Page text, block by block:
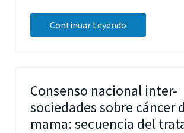
Continuar Leyendo
Consenso nacional inter-
sociedades sobre cáncer
mama: secuencia del